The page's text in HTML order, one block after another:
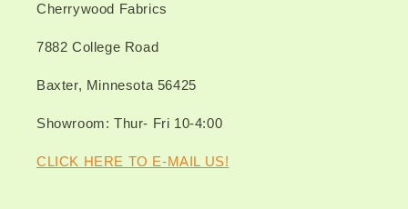
Cherrywood Fabrics
7882 College Road
Baxter, Minnesota 56425
Showroom: Thur- Fri 10-4:00
CLICK HERE TO E-MAIL US!